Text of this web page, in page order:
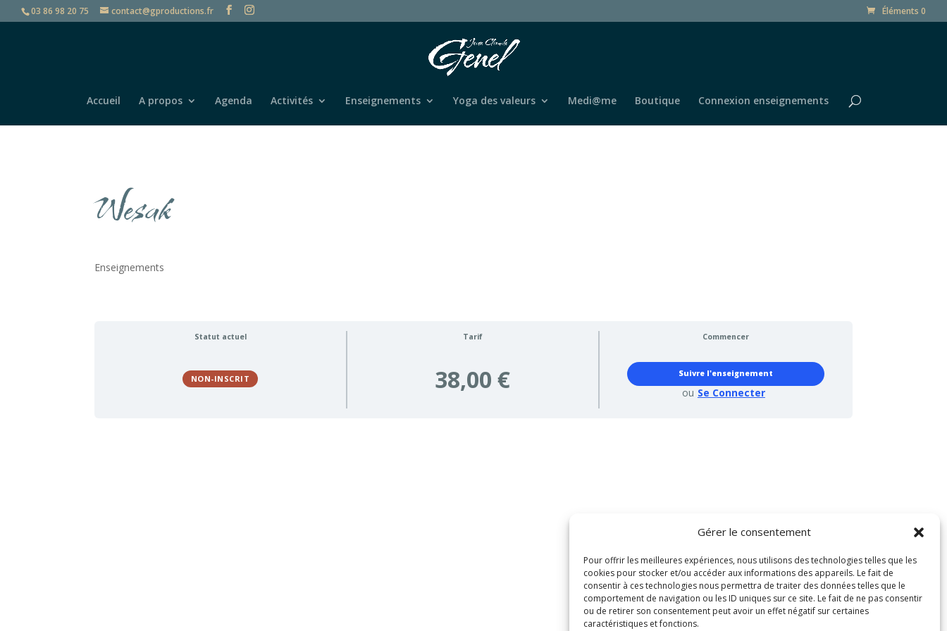
Gérer le consentement
Pour offrir les meilleures expériences, nous utilisons des technologies telles que les
cookies pour stocker et/ou accéder aux informations des appareils. Le fait de
consentir à ces technologies nous permettra de traiter des données telles que le
comportement de navigation ou les ID uniques sur ce site. Le fait de ne pas consentir
ou de retirer son consentement peut avoir un effet négatif sur certaines
caractéristiques et fonctions.
03 86 98 20 75 contact@gproductions.fr Éléments 0
Accueil A propos Agenda Activités Enseignements Yoga des valeurs Medi@me Boutique Connexion enseignements
Wesak
Enseignements
Statut actuel
NON-INSCRIT
Tarif
38,00 €
Commencer
Suivre l'enseignement
ou Se Connecter